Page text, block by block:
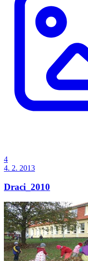
4
4. 2. 2013
Draci_2010